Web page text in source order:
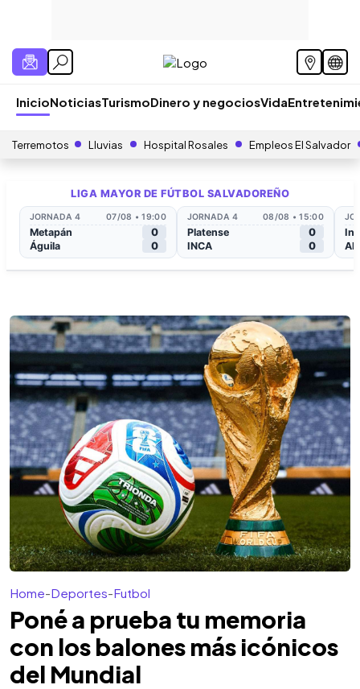
InicioNoticiasTurismoDinero y negociosVida
Terremotos Lluvias Hospital Rosales Empleos El Salvador
Home-Deportes-Futbol
Poné a prueba tu memoria
con los balones más icónicos
del Mundial